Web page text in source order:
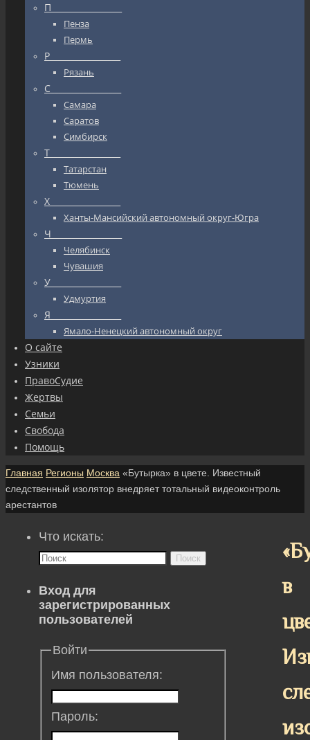
П_________________
Пенза
Пермь
Р_________________
Рязань
С_________________
Самара
Саратов
Симбирск
Т_________________
Татарстан
Тюмень
Х_________________
Ханты-Мансийский автономный округ-Югра
Ч_________________
Челябинск
Чувашия
У_________________
Удмуртия
Я_________________
Ямало-Ненецкий автономный округ
О сайте
Узники
ПравоСудие
Жертвы
Семьи
Свобода
Помощь
Главная Регионы Москва «Бутырка» в цвете. Известный
следственный изолятор внедряет тотальный видеоконтроль
арестантов
в
Что искать:
Поиск
Вход для
зарегистрированных
пользователей
Войти
Имя пользователя:
Пароль: